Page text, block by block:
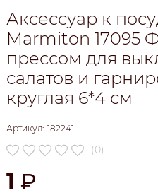
Аксессуар к
Marmiton 17095
прессом для
салатов и
круглая 6*4 см
Артикул: 182241
(0)
1